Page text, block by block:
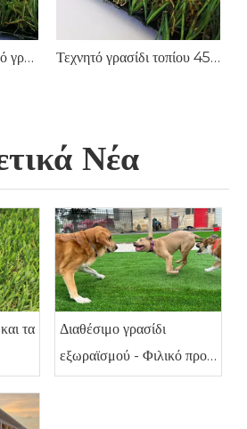
Τεχνητό γρασίδι τοπίου 45 mm
Νέα
τα
Διαθέσιμο γρασίδι
εξωραϊσμού - Φιλικό προς